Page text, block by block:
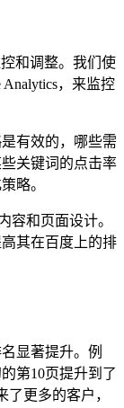
和调整。我们使
，来监控
有效的，哪些需
关键词的点击率
略。
容和页面设计。
其在百度上的排
显著提升。例
第10页提升到了
更多的客户，